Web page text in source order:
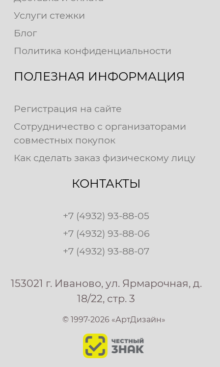
Услуги стежки
Блог
Политика конфиденциальности
ПОЛЕЗНАЯ ИНФОРМАЦИЯ
Регистрация на сайте
Сотрудничество с организаторами
совместных покупок
Как сделать заказ физическому лицу
КОНТАКТЫ
+7 (4932) 93-88-05
+7 (4932) 93-88-06
+7 (4932) 93-88-07
153021 г. Иваново, ул. Ярмарочная, д.
18/22, стр. 3
© 1997-2026 «АртДизайн»